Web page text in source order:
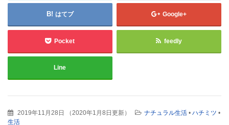
はてブ Google+
Pocket feedly
Line
2019年11月28日 （ 2020年1月8日更新） ナチュラル生活 • ハチミツ •
生活